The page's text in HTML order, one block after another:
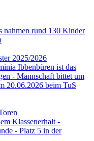
nahmen rund 130 Kinder
2025/2026
Ibbenbüren ist das
- Mannschaft bittet um
20.06.2026 beim TuS
Klassenerhalt -
- Platz 5 in der